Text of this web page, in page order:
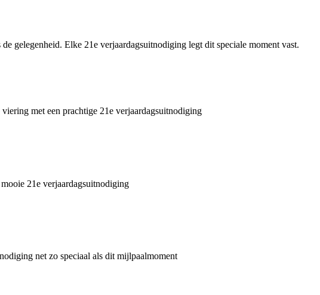
gelegenheid. Elke 21e verjaardagsuitnodiging legt dit speciale moment vast.
met een prachtige 21e verjaardagsuitnodiging
21e verjaardagsuitnodiging
net zo speciaal als dit mijlpaalmoment